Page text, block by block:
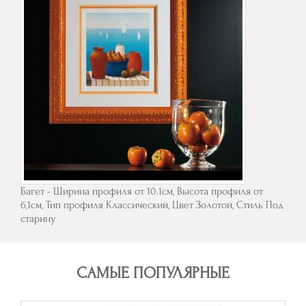
Багет - Ширина профиля от 10.1см, Высота профиля от
6,1см, Тип профиля Классический, Цвет Золотой, Стиль Под
старину
САМЫЕ ПОПУЛЯРНЫЕ